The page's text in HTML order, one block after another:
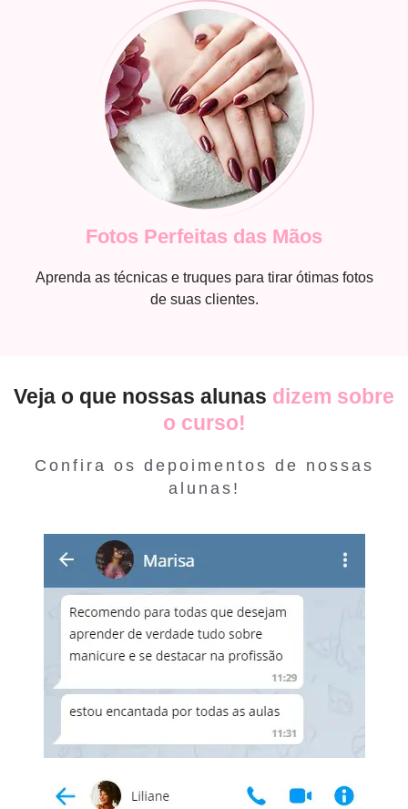
Fotos Perfeitas das Mãos
Aprenda as técnicas e truques para tirar ótimas fotos
de suas clientes.
Veja o que nossas alunas dizem sobre
o curso!
Confira os depoimentos de nossas
alunas!